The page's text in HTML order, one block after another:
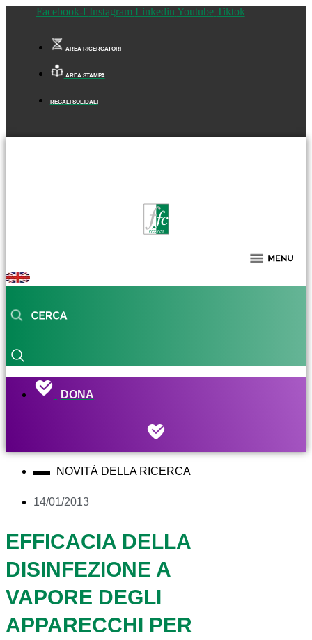
Facebook-f Instagram Linkedin Youtube Tiktok
AREA RICERCATORI
AREA STAMPA
REGALI SOLIDALI
DONA
NOVITÀ DELLA RICERCA
14/01/2013
EFFICACIA DELLA
DISINFEZIONE A
VAPORE DEGLI
APPARECCHI PER